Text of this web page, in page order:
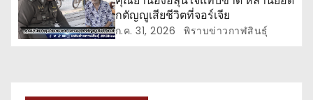
กตัญญูเสียชีวิตที่จอร์เจีย
ก.ค. 31, 2026 พิราบข่าวกาฬสินธุ์